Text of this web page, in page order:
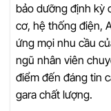
bảo dưỡng định kỳ
cơ, hệ thống điện,
ứng mọi nhu cầu
ngũ nhân viên
điểm đến đáng tin
gara chất lượng.